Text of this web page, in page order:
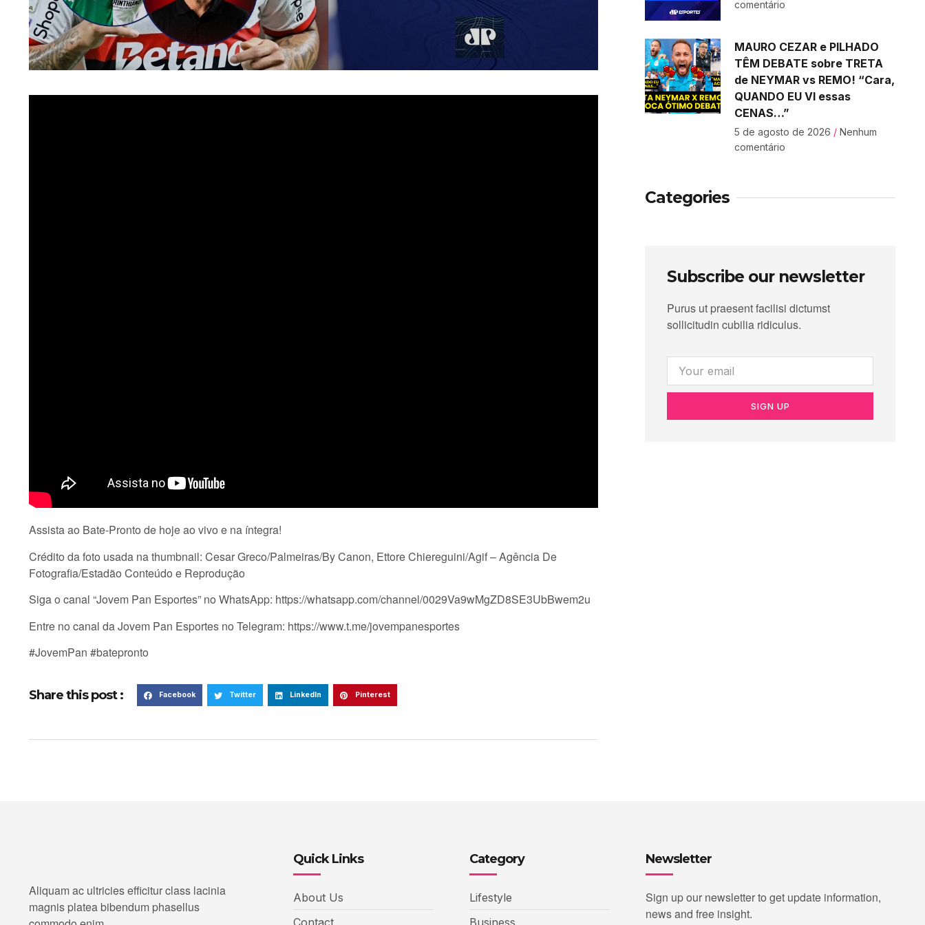
Assista ao Bate-Pronto de hoje ao vivo e na íntegra!
Crédito da foto usada na thumbnail: Cesar Greco/Palmeiras/By Canon, Ettore Chiereguini/Agif – Agência De
Fotografia/Estadão Conteúdo e Reprodução
Siga o canal “Jovem Pan Esportes” no WhatsApp: https://whatsapp.com/channel/0029Va9wMgZD8SE3UbBwem2u
Entre no canal da Jovem Pan Esportes no Telegram: https://www.t.me/jovempanesportes
#JovemPan #batepronto
Share this post : Facebook Twitter LinkedIn Pinterest
comentário
MAURO CEZAR e PILHADO
TÊM DEBATE sobre TRETA
de NEYMAR vs REMO! “Cara,
QUANDO EU VI essas
CENAS…”
5 de agosto de 2026 Nenhum
comentário
Categories
Subscribe our newsletter
Purus ut praesent facilisi dictumst
sollicitudin cubilia ridiculus.
SIGN UP
Aliquam ac ultricies efficitur class lacinia
magnis platea bibendum phasellus
Quick Links
About Us
Contact
Category
Lifestyle
Business
Newsletter
Sign up our newsletter to get update information,
news and free insight.